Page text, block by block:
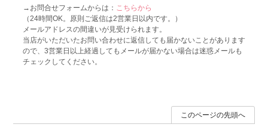
→お問合せフォームからは： こちらから
（24時間OK。原則ご返信は2営業日以内です。）
メールアドレスの間違いが見受けられます。
当店がいただいたお問い合わせに返信しても届かないことがあります
ので、3営業日以上経過してもメールが届かない場合は迷惑メールも
チェックしてください。
このページの先頭へ